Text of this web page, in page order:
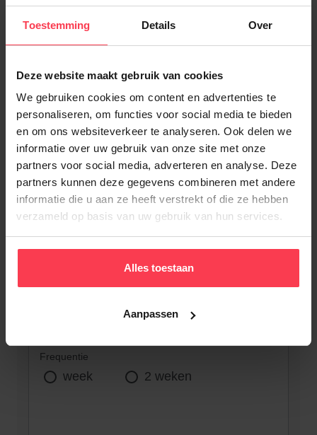
Toestemming Details Over
Deze website maakt gebruik van cookies
We gebruiken cookies om content en advertenties te
personaliseren, om functies voor social media te bieden
en om ons websiteverkeer te analyseren. Ook delen we
informatie over uw gebruik van onze site met onze
partners voor social media, adverteren en analyse. Deze
partners kunnen deze gegevens combineren met andere
informatie die u aan ze heeft verstrekt of die ze hebben
verzameld op basis van uw gebruik van hun services.
Alles toestaan
Aanpassen
Vraag hier je poetshulp
aan
We behandelen jouw aanvraag binnen de
24u
Hoe vaak wil je huishoudhulp?
Frequentie
week 2 weken